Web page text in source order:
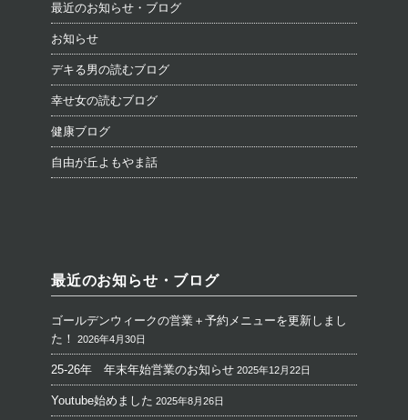
最近のお知らせ・ブログ
お知らせ
デキる男の読むブログ
幸せ女の読むブログ
健康ブログ
自由が丘よもやま話
最近のお知らせ・ブログ
ゴールデンウィークの営業＋予約メニューを更新しまし
た！
2026年4月30日
25-26年 年末年始営業のお知らせ 2025年12月22日
Youtube始めました 2025年8月26日